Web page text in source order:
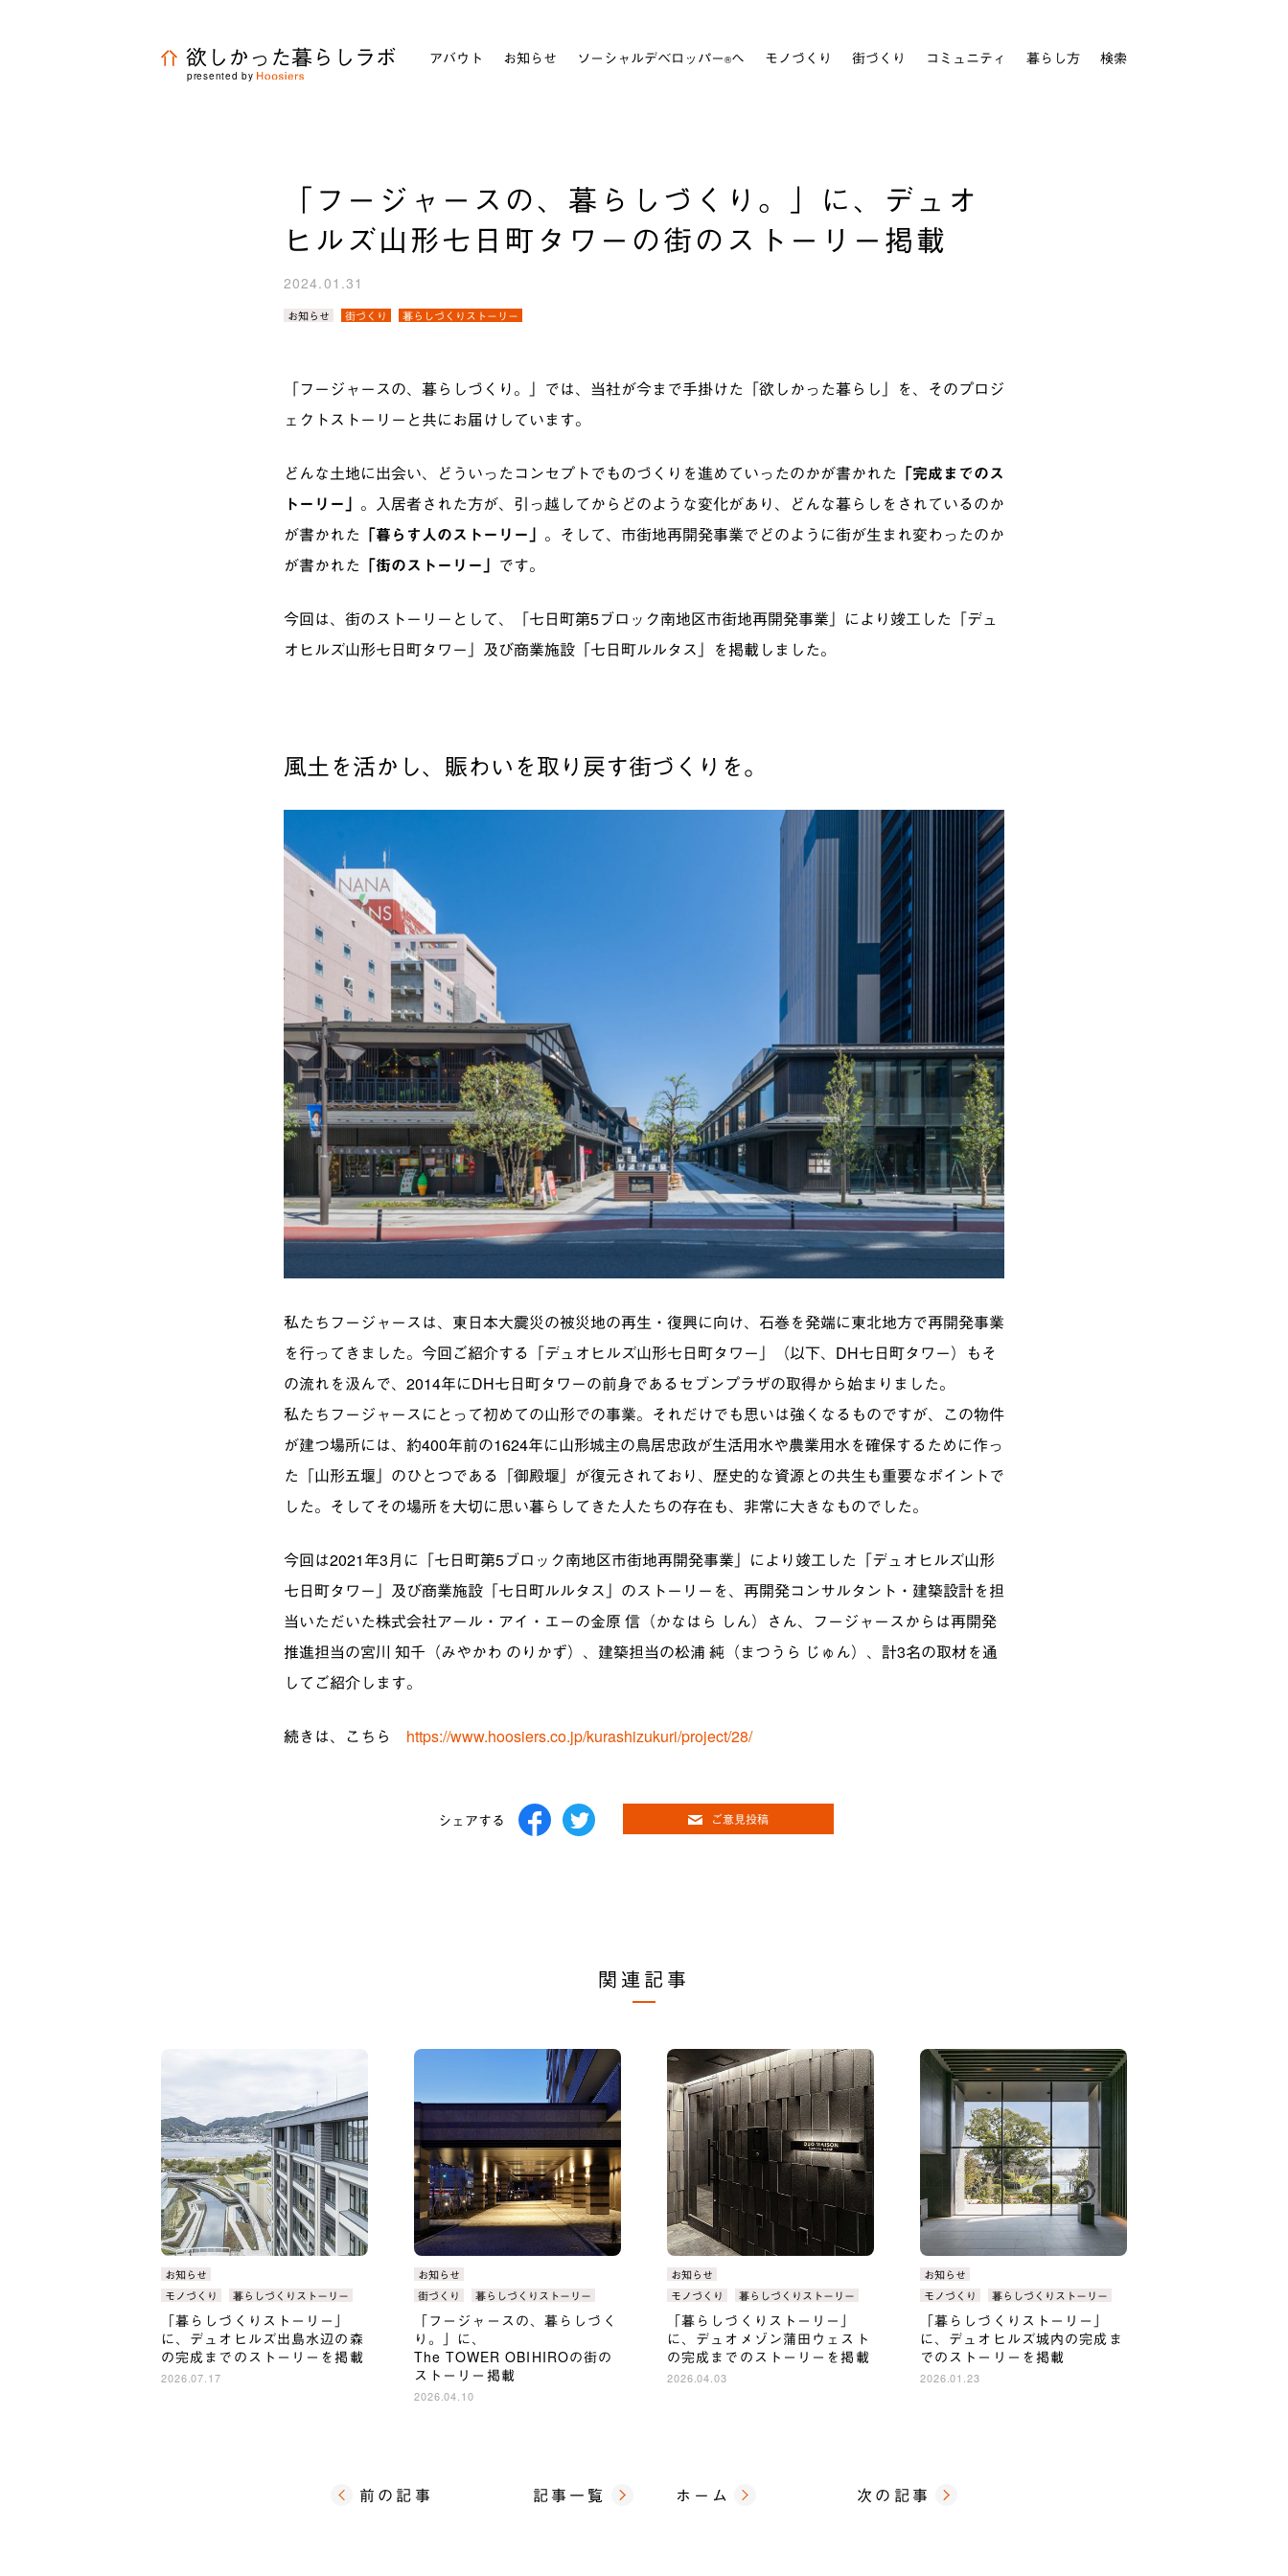
欲しかった暮らしラボ
presented by
アバウト お知らせ ソーシャルデベロッパー®へ モノづくり 街づくり コミュニティ 暮らし方 検索
「フージャースの、暮らしづくり。」に、デュオ
ヒルズ山形七日町タワーの街のストーリー掲載
2024.01.31
カ
お知らせ 街づくり 暮らしづくりストーリー
「フージャースの、暮らしづくり。」では、当社が今まで手掛けた「欲しかった暮らし」を、そのプロジ
ェクトストーリーと共にお届けしています。
どんな土地に出会い、どういったコンセプトでものづくりを進めていったのかが書かれた 「完成までのス
トーリー」 。入居者された方が、引っ越してからどのような変化があり、どんな暮らしをされているのか
が書かれた 「暮らす人のストーリー」 。そして、市街地再開発事業でどのように街が生まれ変わったのか
が書かれた 「街のストーリー」 です。
今回は、街のストーリーとして、「七日町第5ブロック南地区市街地再開発事業」により竣工した「デュ
オヒルズ山形七日町タワー」及び商業施設「七日町ルルタス」を掲載しました。
風土を活かし、賑わいを取り戻す街づくりを。
私たちフージャースは、東日本大震災の被災地の再生・復興に向け、石巻を発端に東北地方で再開発事業
を行ってきました。今回ご紹介する「デュオヒルズ山形七日町タワー」（以下、DH七日町タワー）もそ
の流れを汲んで、2014年にDH七日町タワーの前身であるセブンプラザの取得から始まりました。
私たちフージャースにとって初めての山形での事業。それだけでも思いは強くなるものですが、この物件
が建つ場所には、約400年前の1624年に山形城主の鳥居忠政が生活用水や農業用水を確保するために作っ
た「山形五堰」のひとつである「御殿堰」が復元されており、歴史的な資源との共生も重要なポイントで
した。そしてその場所を大切に思い暮らしてきた人たちの存在も、非常に大きなものでした。
今回は2021年3月に「七日町第5ブロック南地区市街地再開発事業」により竣工した「デュオヒルズ山形
七日町タワー」及び商業施設「七日町ルルタス」のストーリーを、再開発コンサルタント・建築設計を担
当いただいた株式会社アール・アイ・エーの金原 信（かなはら しん）さん、フージャースからは再開発
推進担当の宮川 知千（みやかわ のりかず）、建築担当の松浦 純（まつうら じゅん）、計3名の取材を通
してご紹介します。
続きは、こちら https://www.hoosiers.co.jp/kurashizukuri/project/28/
シェアする ご意見投稿
関連記事
カ
テ
ゴ
リ：
お知らせ
タ
モノづくり 暮らしづくりストーリー
「暮らしづくりストーリー」
に、デュオヒルズ出島水辺の森
の完成までのストーリーを掲載
2026.07.17
カ
テ
ゴ
リ：
お知らせ
タ
街づくり 暮らしづくりストーリー
「フージャースの、暮らしづく
り。」に、
The TOWER OBIHIROの街の
ストーリー掲載
2026.04.10
カ
テ
ゴ
リ：
お知らせ
タ
モノづくり 暮らしづくりストーリー
「暮らしづくりストーリー」
に、デュオメゾン蒲田ウェスト
の完成までのストーリーを掲載
2026.04.03
カ
テ
ゴ
リ：
お知らせ
タ
モノづくり 暮らしづくりストーリー
「暮らしづくりストーリー」
に、デュオヒルズ城内の完成ま
でのストーリーを掲載
2026.01.23
前の記事 記事一覧 ホーム 次の記事